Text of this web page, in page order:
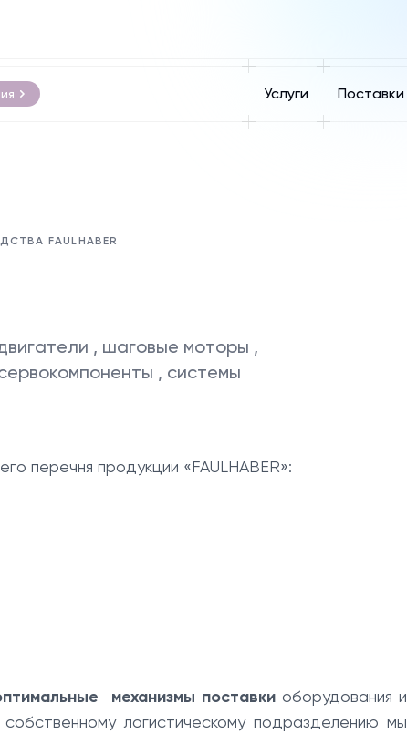
Услуги Поставки
FAULHABER
, шаговые моторы ,
, системы
перечня продукции «FAULHABER»:
механизмы поставки оборудования и
логистическому подразделению мы